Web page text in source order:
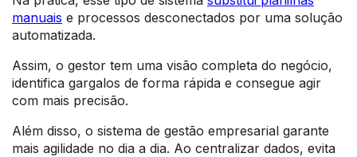
manuais e processos desconectados por uma solução
automatizada.
Assim, o gestor tem uma visão completa do negócio,
identifica gargalos de forma rápida e consegue agir
com mais precisão.
Além disso, o sistema de gestão empresarial garante
mais agilidade no dia a dia. Ao centralizar dados, evita